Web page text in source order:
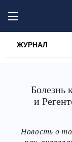
ЖУРНАЛ
Болезнь
и
Новость о